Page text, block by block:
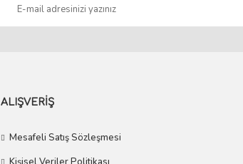
ALIŞVERİŞ
Mesafeli Satış Sözleşmesi